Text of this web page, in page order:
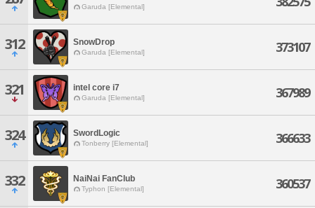
Garuda [Elemental]
312 SnowDrop
Garuda [Elemental] 373107
321 intel core i7
Garuda [Elemental] 367989
324 SwordLogic
Tonberry [Elemental] 366633
332 NaiNai FanClub
Typhon [Elemental] 360537